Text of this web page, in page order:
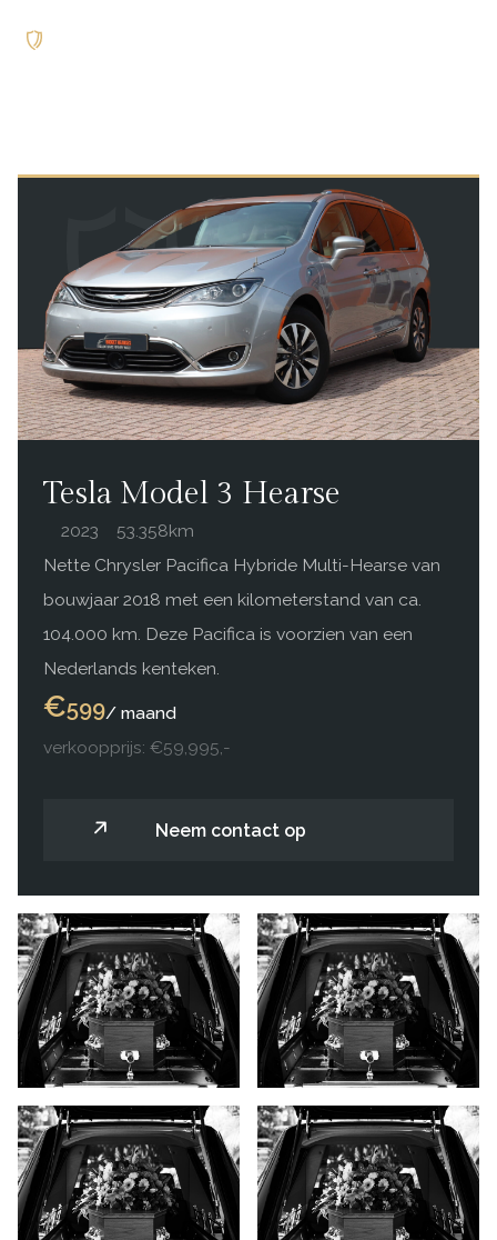
Tesla Model 3 Hearse
2023
53.358km
Nette Chrysler Pacifica Hybride Multi-Hearse van
bouwjaar 2018 met een kilometerstand van ca.
104.000 km. Deze Pacifica is voorzien van een
Nederlands kenteken.
€599/ maand
verkoopprijs: €59,995,-
Neem contact op